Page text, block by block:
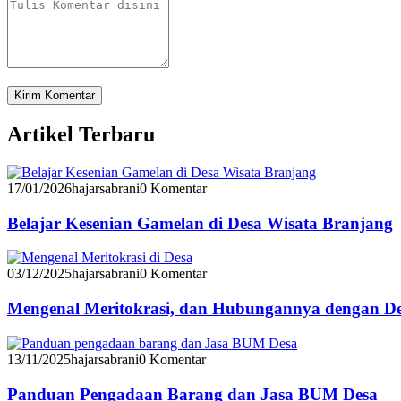
Artikel Terbaru
17/01/2026hajarsabrani0 Komentar
Belajar Kesenian Gamelan di Desa Wisata Branjang
03/12/2025hajarsabrani0 Komentar
Mengenal Meritokrasi, dan Hubungannya dengan
13/11/2025hajarsabrani0 Komentar
Panduan Pengadaan Barang dan Jasa BUM Desa